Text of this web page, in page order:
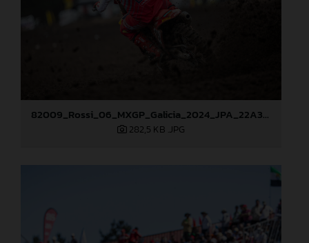
82009_Rossi_06_MXGP_Galicia_2024_JPA_22A3049
282,5 KB .JPG